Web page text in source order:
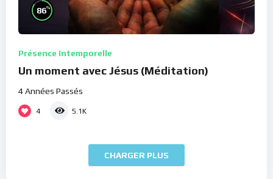
86%
Présence Intemporelle
Un moment avec Jésus (Méditation)
4 Années Passés
4 5.1K
CHARGER PLUS